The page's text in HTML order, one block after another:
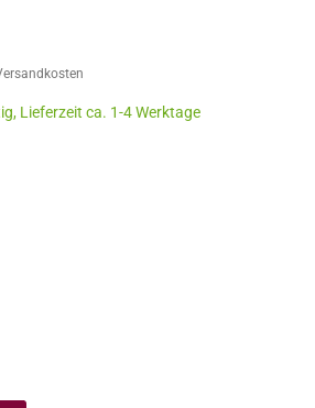
Lieferzeit ca. 1-4 Werktage
Gib den gewünschten